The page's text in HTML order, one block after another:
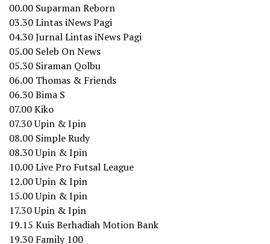
00.00 Suparman Reborn
03.30 Lintas iNews Pagi
04.30 Jurnal Lintas iNews Pagi
05.00 Seleb On News
05.30 Siraman Qolbu
06.00 Thomas & Friends
06.30 Bima S
07.00 Kiko
07.30 Upin & Ipin
08.00 Simple Rudy
08.30 Upin & Ipin
10.00 Live Pro Futsal League
12.00 Upin & Ipin
15.00 Upin & Ipin
17.30 Upin & Ipin
19.15 Kuis Berhadiah Motion Bank
19.30 Family 100